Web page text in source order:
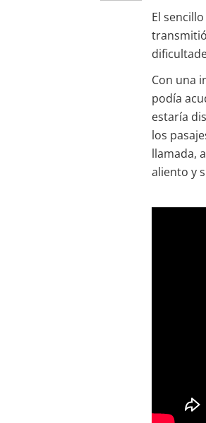
El
Con una
podía
estaría
los
llamada,
aliento y